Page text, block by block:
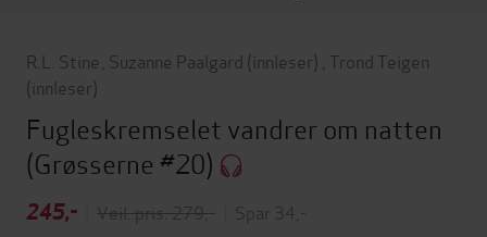
R.L. Stine Suzanne Paalgard (innleser) Trond Teigen
(innleser)
Fugleskremselet vandrer om natten
(Grøsserne #20)
245,- Veil. pris: 279,-
Spar 34,-